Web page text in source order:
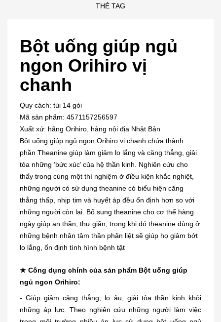
THẺ TAG
Bột uống giúp ngủ
ngon Orihiro vị
chanh
Quy cách: túi 14 gói
Mã sản phẩm: 4571157256597
Xuất xứ: hãng Orihiro, hàng nội địa Nhật Bản
Bột uống giúp ngủ ngon Orihiro vị chanh chứa thành
phần Theanine giúp làm giảm lo lắng và căng thẳng, giải
tỏa những ‘bức xúc’ của hệ thần kinh. Nghiên cứu cho
thấy trong cùng một thí nghiệm ở điều kiện khắc nghiệt,
những người có sử dụng theanine có biểu hiện căng
thẳng thấp, nhịp tim và huyết áp đều ổn định hơn so với
những người còn lại. Bổ sung theanine cho cơ thể hàng
ngày giúp an thần, thư giãn, trong khi đó theanine dùng ở
những bệnh nhân tâm thần phân liệt sẽ giúp họ giảm bớt
lo lắng, ổn định tình hình bệnh tật
★ Công dụng chính của sản phẩm Bột uống giúp
ngủ ngon Orihiro:
- Giúp giảm căng thẳng, lo âu, giải tỏa thần kinh khỏi
những áp lực. Theo nghiên cứu những người làm việc